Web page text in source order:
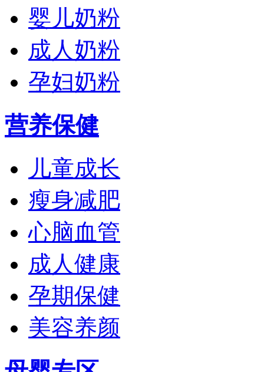
婴儿奶粉
成人奶粉
孕妇奶粉
营养保健
儿童成长
瘦身减肥
心脑血管
成人健康
孕期保健
美容养颜